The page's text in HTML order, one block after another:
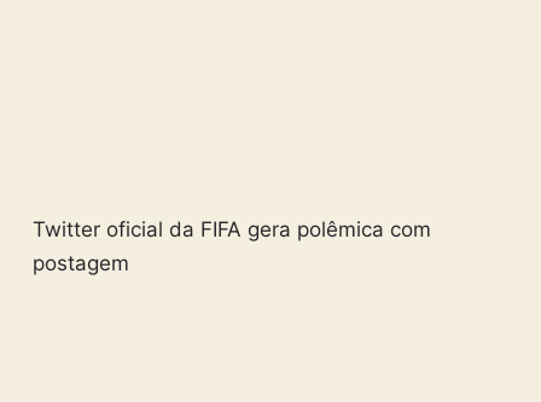
Twitter oficial da FIFA gera polêmica com
postagem